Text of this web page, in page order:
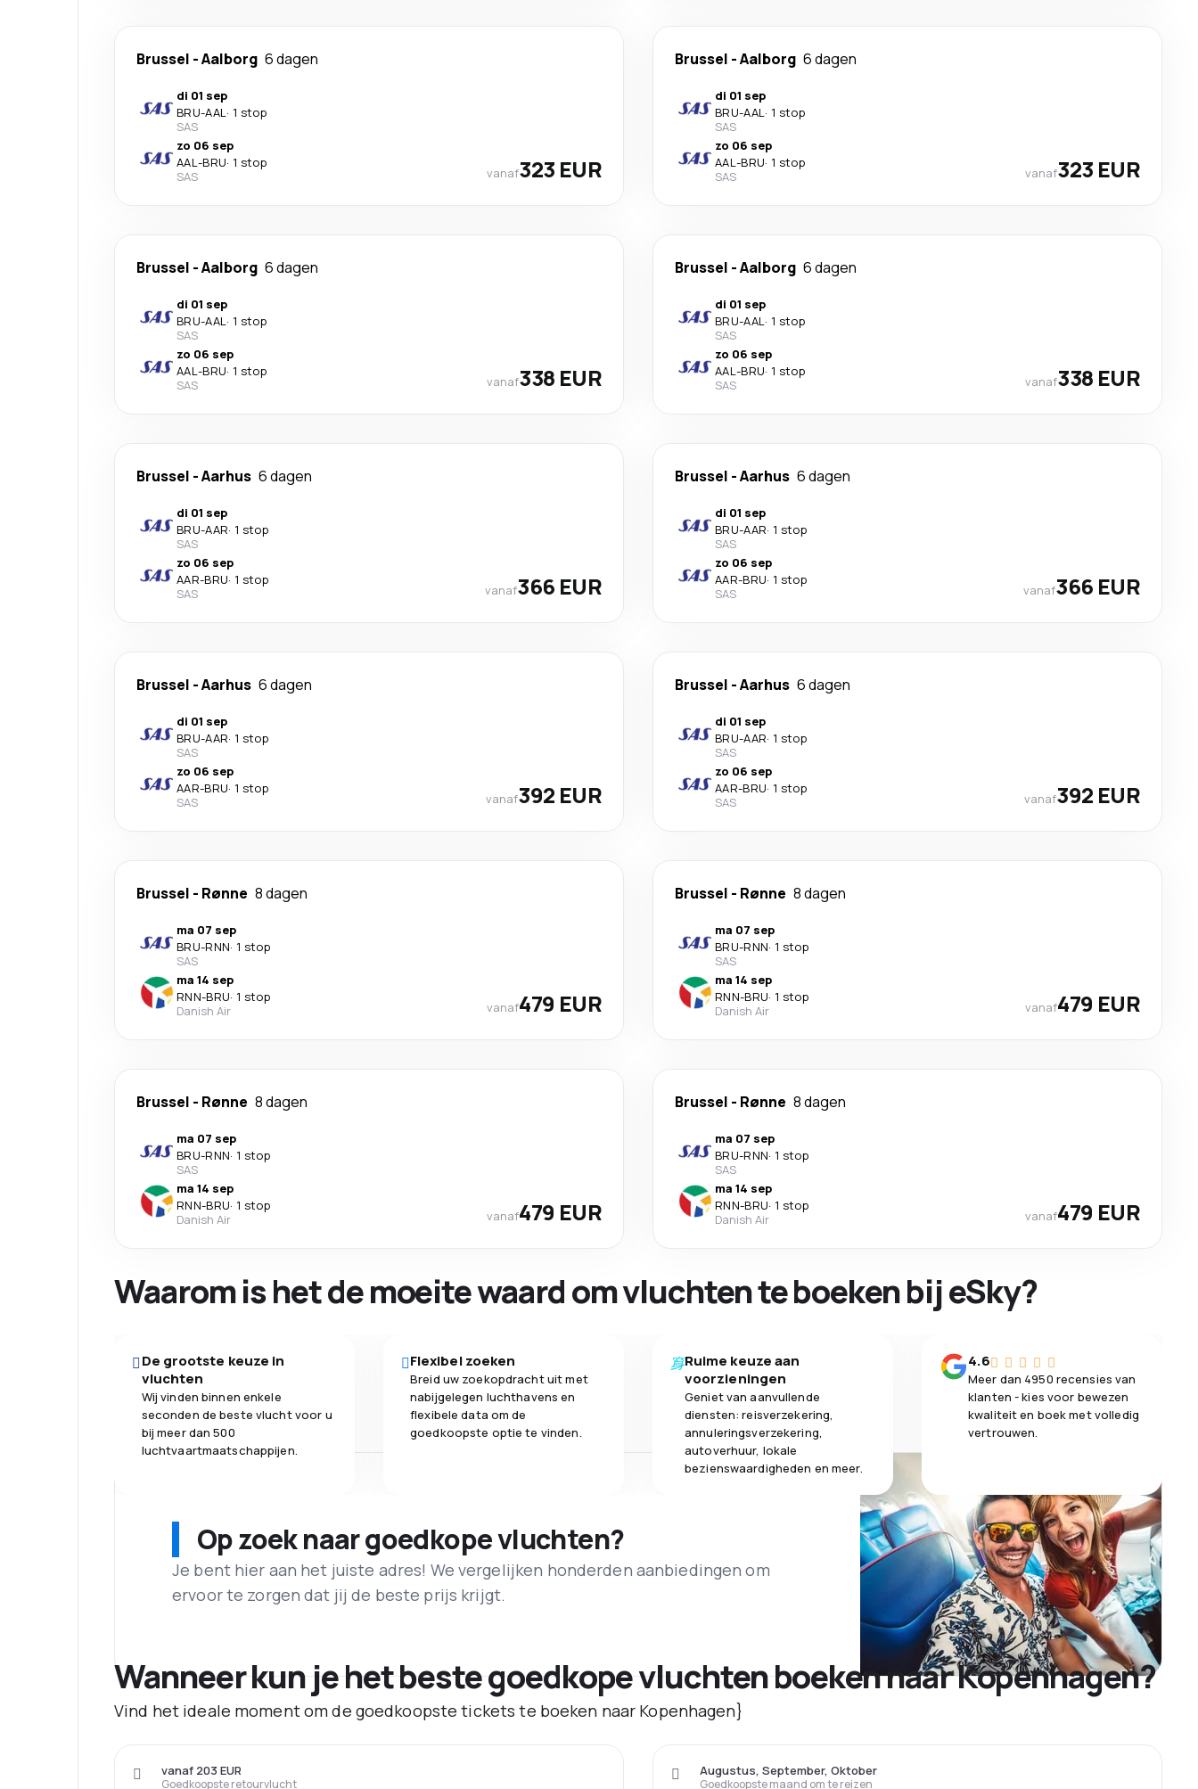
Brussel -Aalborg 6 dagen
di 01 sep
BRU-AAL· 1 stop
SAS
zo 06 sep
AAL-BRU· 1 stop
SAS
vanaf323 EUR
Brussel -Aalborg 6 dagen
di 01 sep
BRU-AAL· 1 stop
SAS
zo 06 sep
AAL-BRU· 1 stop
SAS
vanaf323 EUR
Brussel -Aalborg 6 dagen
di 01 sep
BRU-AAL· 1 stop
SAS
zo 06 sep
AAL-BRU· 1 stop
SAS
vanaf338 EUR
Brussel -Aalborg 6 dagen
di 01 sep
BRU-AAL· 1 stop
SAS
zo 06 sep
AAL-BRU· 1 stop
SAS
vanaf338 EUR
Brussel -Aarhus 6 dagen
di 01 sep
BRU-AAR· 1 stop
SAS
zo 06 sep
AAR-BRU· 1 stop
SAS
vanaf366 EUR
Brussel -Aarhus 6 dagen
di 01 sep
BRU-AAR· 1 stop
SAS
zo 06 sep
AAR-BRU· 1 stop
SAS
vanaf366 EUR
Brussel -Aarhus 6 dagen
di 01 sep
BRU-AAR· 1 stop
SAS
zo 06 sep
AAR-BRU· 1 stop
SAS
vanaf392 EUR
Brussel -Aarhus 6 dagen
di 01 sep
BRU-AAR· 1 stop
SAS
zo 06 sep
AAR-BRU· 1 stop
SAS
vanaf392 EUR
Brussel - Rønne 8 dagen
ma 07 sep
BRU-RNN· 1 stop
SAS
ma 14 sep
RNN-BRU· 1 stop
Danish Air
vanaf479 EUR
Brussel - Rønne 8 dagen
ma 07 sep
BRU-RNN· 1 stop
SAS
ma 14 sep
RNN-BRU· 1 stop
Danish Air
vanaf479 EUR
Brussel - Rønne 8 dagen
ma 07 sep
BRU-RNN· 1 stop
SAS
ma 14 sep
RNN-BRU· 1 stop
Danish Air
vanaf479 EUR
Brussel - Rønne 8 dagen
ma 07 sep
BRU-RNN· 1 stop
SAS
ma 14 sep
RNN-BRU· 1 stop
Danish Air
vanaf479 EUR
Waarom is het de moeite waard om vluchten te boeken bij eSky?
De grootste keuze in
vluchten
Wij vinden binnen enkele
seconden de beste vlucht voor u
bij meer dan 500
luchtvaartmaatschappijen.
Flexibel zoeken
Breid uw zoekopdracht uit met
nabijgelegen luchthavens en
flexibele data om de
goedkoopste optie te vinden.
Ruime keuze aan
voorzieningen
Geniet van aanvullende
diensten: reisverzekering,
annuleringsverzekering,
autoverhuur, lokale
bezienswaardigheden en meer.
4.6
Meer dan 4950 recensies van
klanten - kies voor bewezen
kwaliteit en boek met volledig
vertrouwen.
Op zoek naar goedkope vluchten?
Je bent hier aan het juiste adres! We vergelijken honderden aanbiedingen om
ervoor te zorgen dat jij de beste prijs krijgt.
Wanneer kun je het beste goedkope vluchten boeken naar Kopenhagen?
Vind het ideale moment om de goedkoopste tickets te boeken naar Kopenhagen}
Goedkoopste retourvlucht
vanaf 203 EUR
Goedkoopste maand om te reizen
Augustus, September, Oktober